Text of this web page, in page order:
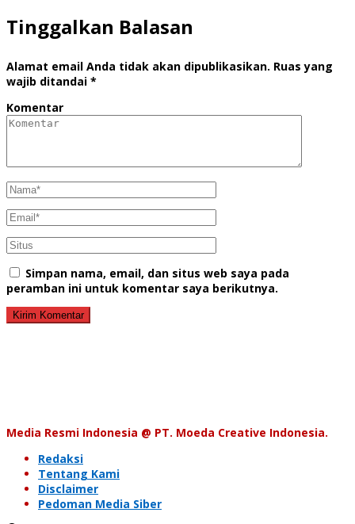
Tinggalkan Balasan
Alamat email Anda tidak akan dipublikasikan. Ruas yang
wajib ditandai *
Komentar
Simpan nama, email, dan situs web saya pada
peramban ini untuk komentar saya berikutnya.
Media Resmi Indonesia @ PT. Moeda Creative Indonesia.
Redaksi
Tentang Kami
Disclaimer
Pedoman Media Siber